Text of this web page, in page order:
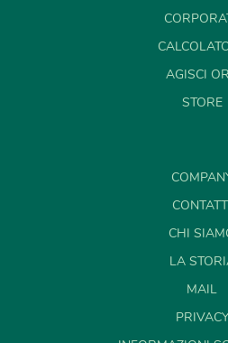
AGISCI
STORE
CHI
LA
MAIL
PRIVACY